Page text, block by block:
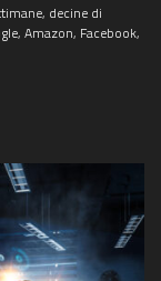
decine di
Amazon, Facebook,